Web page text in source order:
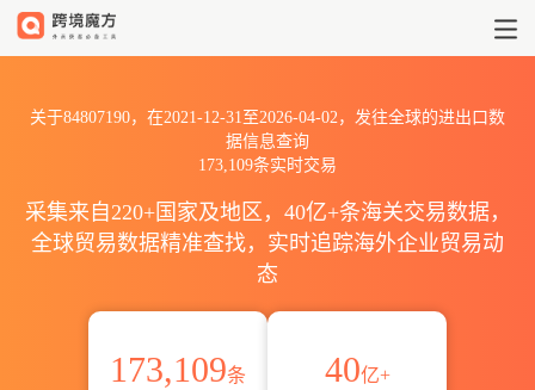
关于84807190，在2021-12-31至2026-04-02，发往全球的进出口数
据信息查询
173,109条实时交易
采集来自220+国家及地区，40亿+条海关交易数据，
全球贸易数据精准查找，实时追踪海外企业贸易动
态
173,109条
40亿+